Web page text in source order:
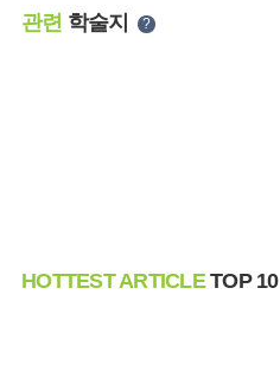
관련 학술지 ?
HOTTEST ARTICLETOP 10